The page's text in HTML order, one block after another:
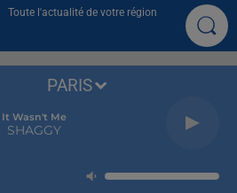
Toute l'actualité de votre région
It Wasn't Me
SHAGGY
PARIS